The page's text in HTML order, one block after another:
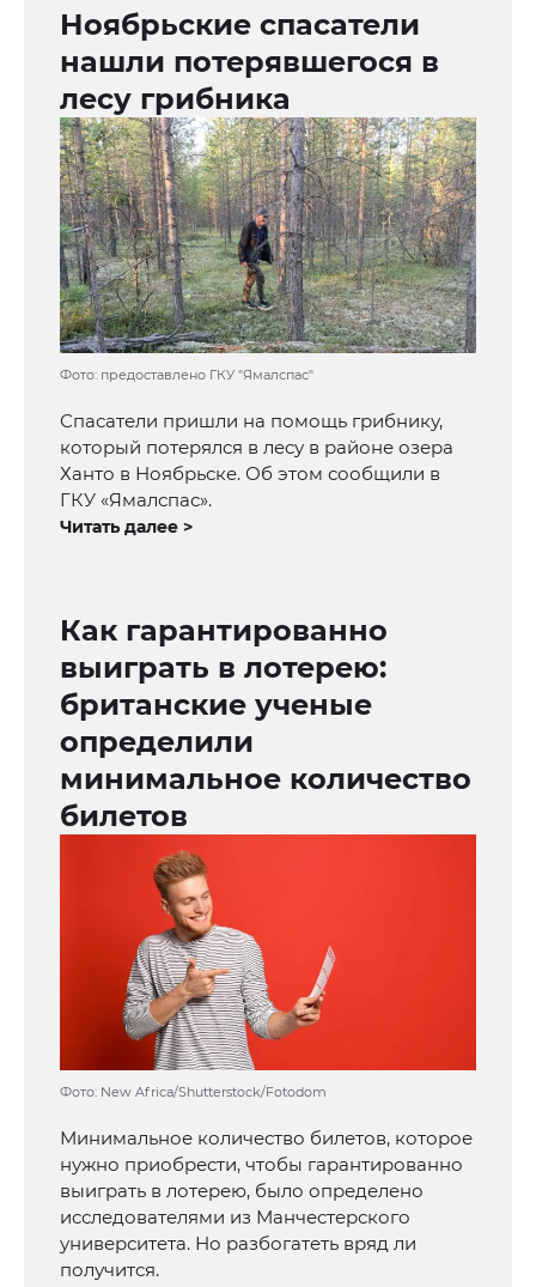
Ноябрьские спасатели
нашли потерявшегося в
лесу грибника
Фото: предоставлено ГКУ "Ямалспас"
Спасатели пришли на помощь грибнику,
который потерялся в лесу в районе озера
Ханто в Ноябрьске. Об этом сообщили в
ГКУ «Ямалспас».
Читать далее >
Как гарантированно
выиграть в лотерею:
британские ученые
определили
минимальное количество
билетов
Фото: New Africa/Shutterstock/Fotodom
Минимальное количество билетов, которое
нужно приобрести, чтобы гарантированно
выиграть в лотерею, было определено
исследователями из Манчестерского
университета. Но разбогатеть вряд ли
получится.